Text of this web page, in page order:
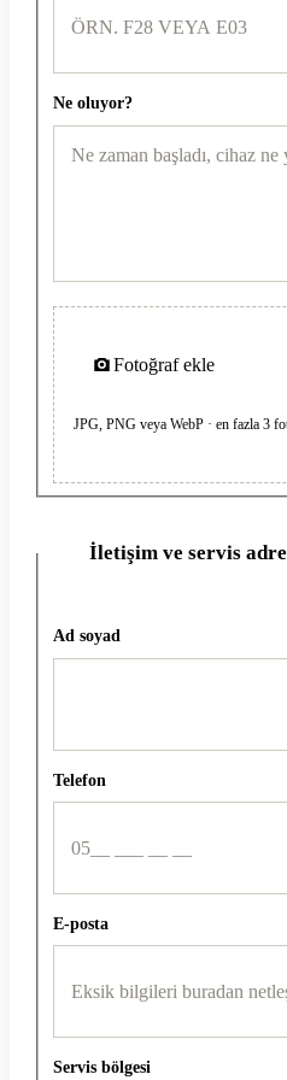
Ne oluyor?
Fotoğraf ekle
JPG, PNG veya WebP · en fazla 3
İletişim ve servis
Ad soyad
Telefon
E-posta
Servis bölgesi